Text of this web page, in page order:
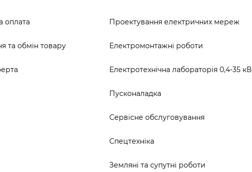
оплата
та обмін товару
Проектування електричних мереж
Електромонтажні роботи
Електротехнічна лабораторія 0,4-35 кВ
Пусконаладка
Сервісне обслуговування
Спецтехніка
Земляні та супутні роботи